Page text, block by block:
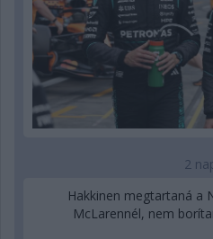
2
Hakkinen megtartaná a
McLarennél, nem